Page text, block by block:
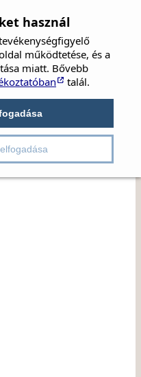
Szemészet
Pályázatokmajd kattintson a
használ
működtetése, és a
miatt. Bővebb
talál.